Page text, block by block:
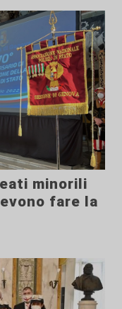
minorili
fare la